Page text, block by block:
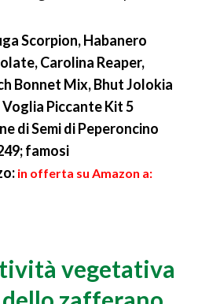
Scorpion, Habanero
Carolina Reaper,
Bonnet Mix, Bhut Jolokia
Voglia Piccante Kit 5
di Semi di Peperoncino
famosi
in offerta su Amazon a:
vegetativa